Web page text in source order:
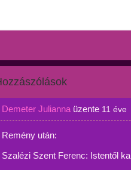
Demeter Julianna üzente 11 éve
Remény után:
Szalézi Szent Ferenc: Istentől